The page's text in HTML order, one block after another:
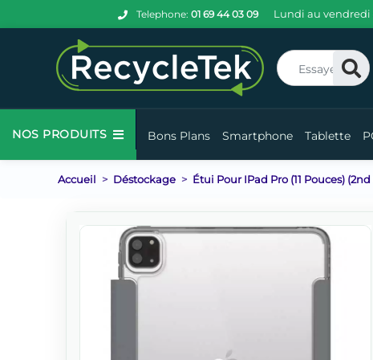
Telephone: 01 69 44 03 09 Lundi au vendredi
NOS PRODUITS Bons Plans Smartphone Tablette
Accueil Déstockage Étui Pour IPad Pro (11 Pouces)